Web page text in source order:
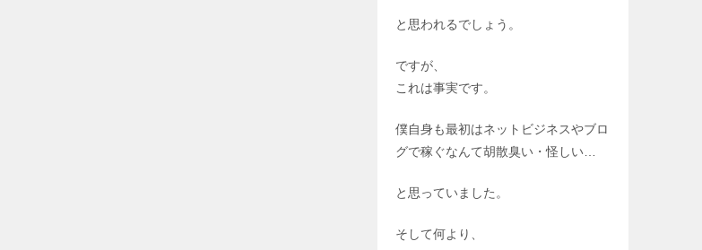
と思われるでしょう。
ですが、
これは事実です。
僕自身も最初はネットビジネスやブロ
グで稼ぐなんて胡散臭い・怪しい…
と思っていました。
そして何より、